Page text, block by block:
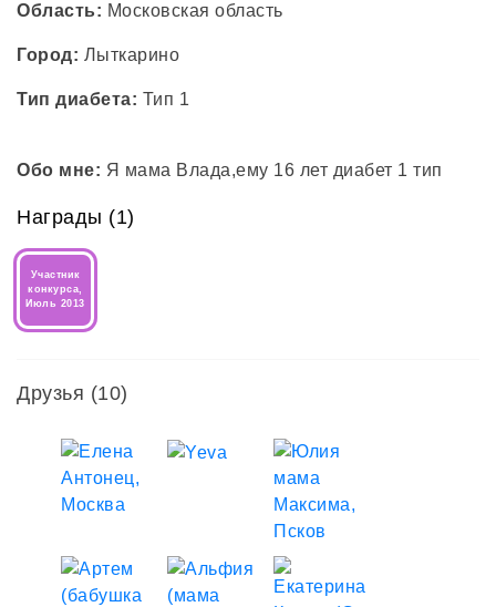
Область: Московская область
Город: Лыткарино
Тип диабета: Тип 1
Обо мне: Я мама Влада,ему 16 лет диабет 1 тип
Награды (1)
Участник
конкурса,
Июль 2013
Друзья (10)